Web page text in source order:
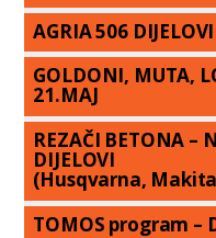
AGRIA 506 DIJELOVI
GOLDONI, MUTA,
21.MAJ
REZAČI BETONA –
DIJELOVI
(Husqvarna,
TOMOS program –